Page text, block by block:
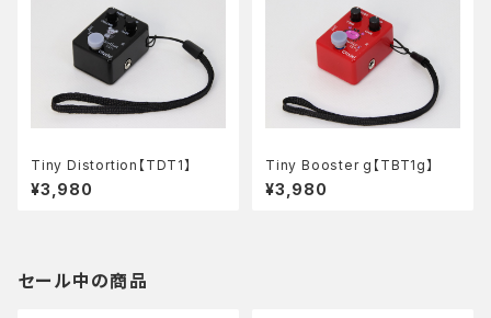
Tiny Distortion【TDT1】
¥3,980
Tiny Booster g【TBT1g】
¥3,980
セール中の商品